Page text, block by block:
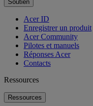
Soutien
Acer ID
Enregistrer un produit
Acer Community
Pilotes et manuels
Réponses Acer
Contacts
Ressources
Ressources